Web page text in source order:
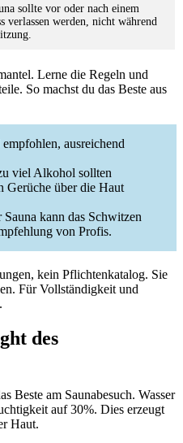
sollte vor oder nach einem
verlassen werden, nicht während
Lerne die Regeln und
So machst du das Beste aus
ausreichend
viel Alkohol sollten
Gerüche über die Haut
kann das Schwitzen
von Profis.
kein Pflichtenkatalog. Sie
Für Vollständigkeit und
des
Beste am Saunabesuch. Wasser
auf 30%. Dies erzeugt
Haut.